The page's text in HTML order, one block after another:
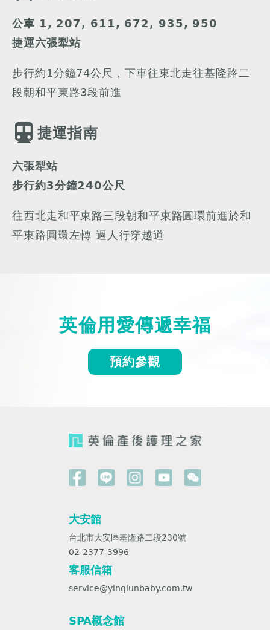
公車 1, 207, 611, 672, 935, 950
捷運六張犁站
步行約1分鐘74公尺，下車往東北走往基隆路二
段朝和平東路3段前進
捷運指南
六張犁站
步行約3分鐘240公尺
往西北走和平東路三段朝和平東路圓環前進於和
平東路圓環左轉 過人行穿越道
英倫用愛傳遞幸福
預約參觀
大安館
台北市大安區基隆路二段230號
02-2377-3996
客服信箱
service@yinglunbaby.com.tw
SPA概念館